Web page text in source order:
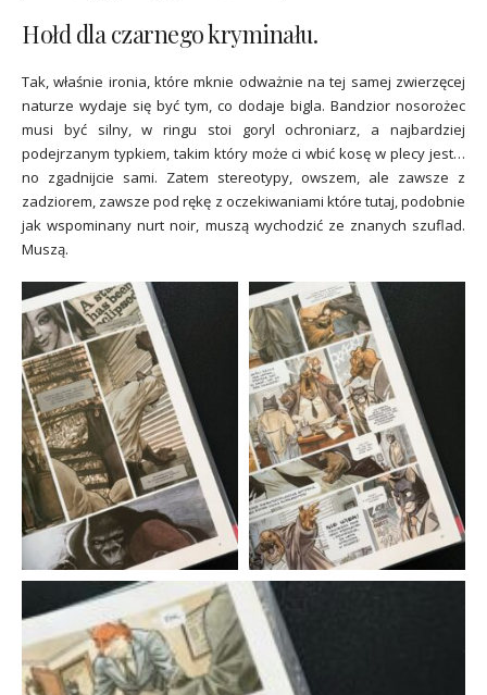
Hołd dla czarnego kryminału.
Tak, właśnie ironia, które mknie odważnie na tej samej zwierzęcej
naturze wydaje się być tym, co dodaje bigla. Bandzior nosorożec
musi być silny, w ringu stoi goryl ochroniarz, a najbardziej
podejrzanym typkiem, takim który może ci wbić kosę w plecy jest…
no zgadnijcie sami. Zatem stereotypy, owszem, ale zawsze z
zadziorem, zawsze pod rękę z oczekiwaniami które tutaj, podobnie
jak wspominany nurt noir, muszą wychodzić ze znanych szuflad.
Muszą.